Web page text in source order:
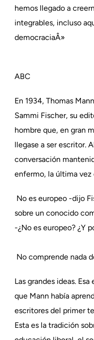
Colabora
hemos llegado a
integrables, incluso
democraciaÂ»
ABC
En 1934, Thomas
Sammi Fischer, su
hombre que, en gran
llegase a ser escritor.
conversación
enfermo, la última vez
No es europeo -dijo
sobre un conocido
-¿No es europeo? ¿Y
No comprende nada
Las grandes ideas.
que Mann había
escritores del primer
Esta es la tradición